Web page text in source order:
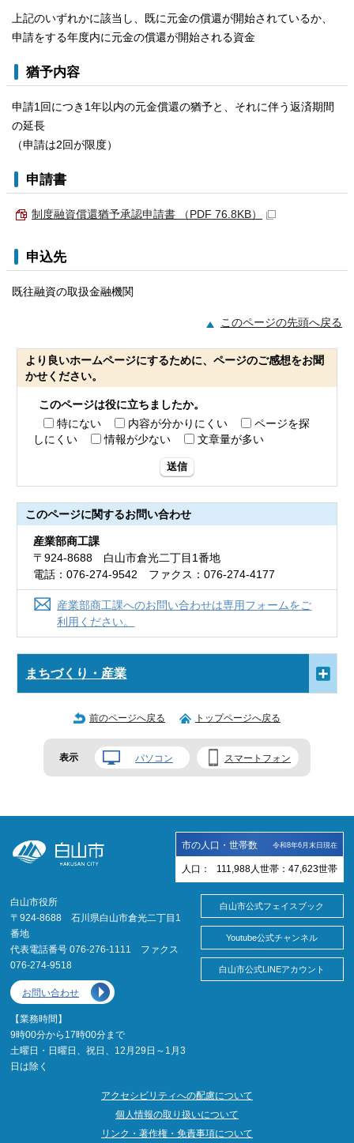
上記のいずれかに該当し、既に元金の償還が開始されているか、
申請をする年度内に元金の償還が開始される資金
猶予内容
申請1回につき1年以内の元金償還の猶予と、それに伴う返済期間
の延長
（申請は2回が限度）
申請書
制度融資償還猶予承認申請書 （PDF 76.8KB）
申込先
既往融資の取扱金融機関
このページの先頭へ戻る
より良いホームページにするために、ページのご感想をお聞
かせください。
このページは役に立ちましたか。
特にない
内容が分かりにくい
ページを探
しにくい
情報が少ない 文章量が多い
送信
このページに関するお問い合わせ
産業部商工課
〒924-8688 白山市倉光二丁目1番地
電話：076-274-9542 ファクス：076-274-4177
産業部商工課へのお問い合わせは専用フォームをご
利用ください。
まちづくり・産業
前のページへ戻る トップページへ戻る
表示 パソコン スマートフォン
市の人口・世帯数 令和8年6月末日現在
人口： 111,988 人 世帯： 47,623世帯
白山市役所
〒924-8688 石川県白山市倉光二丁目1
番地
代表電話番号 076-276-1111 ファクス
076-274-9518
お問い合わせ
【業務時間】
9時00分から17時00分まで
土曜日・日曜日、祝日、12月29日～1月3
日は除く
白山市公式フェイスブック
Youtube公式チャンネル
白山市公式LINEアカウント
アクセシビリティへの配慮について
個人情報の取り扱いについて
リンク・著作権・免責事項について